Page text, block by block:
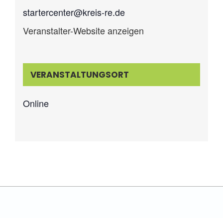
VERANSTALTUNGSORT
Online
startercenter@kreis-re.de
Veranstalter-Website anzeigen